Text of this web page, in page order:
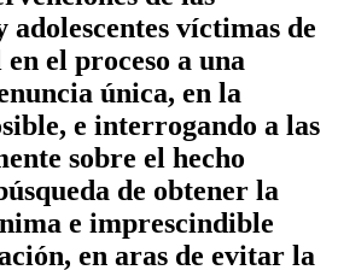
adolescentes víctimas de
el proceso a una
única, en la
e interrogando a las
sobre el hecho
de obtener la
e imprescindible
en aras de evitar la